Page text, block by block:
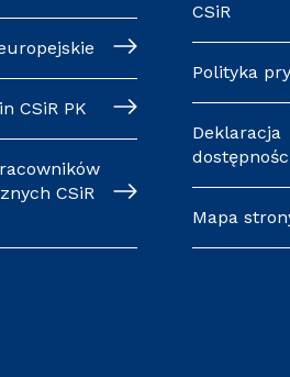
CSiR PK
CSiR
CSiR
Polityka
Deklaracja
Mapa